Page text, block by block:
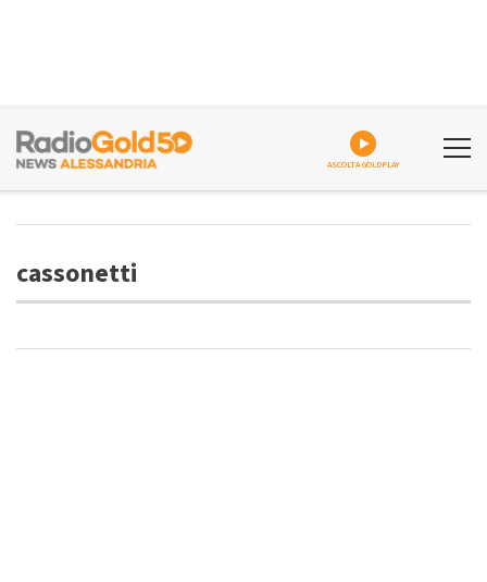
ASCOLTA GOLDPLAY
cassonetti